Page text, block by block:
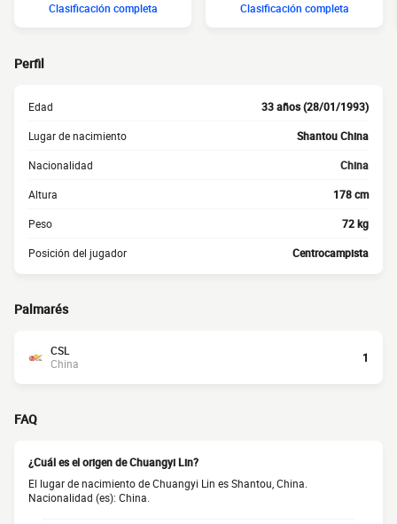
Clasificación completa Clasificación completa
Perfil
Edad 33 años (28/01/1993)
Lugar de nacimiento Shantou China
Nacionalidad China
Altura 178 cm
Peso 72 kg
Posición del jugador Centrocampista
Palmarés
CSL
China
1
FAQ
¿Cuál es el origen de Chuangyi Lin?
El lugar de nacimiento de Chuangyi Lin es Shantou, China.
Nacionalidad (es): China.